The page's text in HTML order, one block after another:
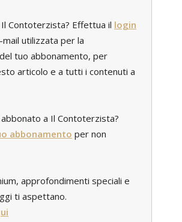
Contoterzista? Effettua il login
utilizzata per la
tuo abbonamento, per
articolo e a tutti i contenuti a
a Il Contoterzista?
abbonamento per non
approfondimenti speciali e
ti aspettano.